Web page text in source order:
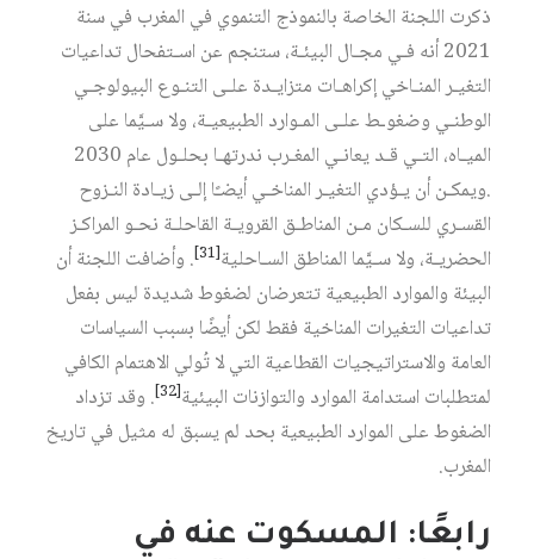
ذكرت اللجنة الخاصة بالنموذج التنموي في المغرب في سنة
2021 أنه فـي مجـال البيئـة، ستنجم عن اسـتفحال تداعيات
التغيـر المنـاخي إكراهـات متزايـدة علـى التنـوع البيولوجـي
الوطنـي وضغوـط علـى المـوارد الطبيعيـة، ولا سـيَّما على
الميـاه، التـي قـد يعانـي المغـرب ندرتهـا بحلـول عام 2030
.ويمكـن أن يـؤدي التغيـر المناخـي أيضـًا إلـى زيـادة النـزوح
القسـري للسـكان مـن المناطـق القرويـة القاحلـة نحـو المراكـز
الحضريـة، ولا سـيَّما المناطق السـاحلية‏[31]
. وأضافت اللجنة أن
البيئة والموارد الطبيعية تتعرضان لضغوط شديدة ليس بفعل
تداعيات التغيرات المناخية فقط لكن أيضًا بسبب السياسات
العامة والاستراتيجيات القطاعية التي لا تُولي الاهتمام الكافي
لمتطلبات استدامة الموارد والتوازنات البيئية‏[32]
. وقد تزداد
الضغوط على الموارد الطبيعية بحد لم يسبق له مثيل في تاريخ
المغرب.
رابعًا: المسكوت عنه في